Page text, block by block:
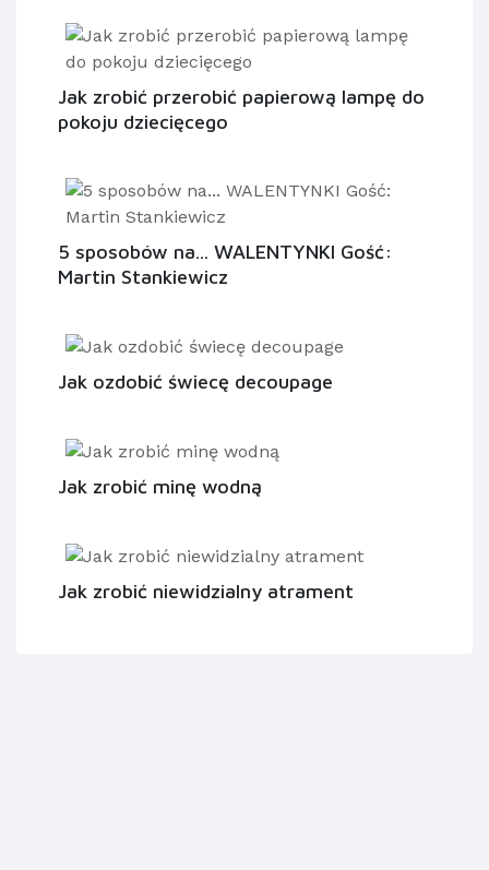
Jak zrobić przerobić papierową lampę do
pokoju dziecięcego
5 sposobów na... WALENTYNKI Gość:
Martin Stankiewicz
Jak ozdobić świecę decoupage
Jak zrobić minę wodną
Jak zrobić niewidzialny atrament